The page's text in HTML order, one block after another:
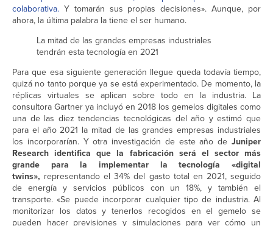
colaborativa. Y tomarán sus propias decisiones». Aunque, por
ahora, la última palabra la tiene el ser humano.
La mitad de las grandes empresas industriales
tendrán esta tecnología en 2021
Para que esa siguiente generación llegue queda todavía tiempo,
quizá no tanto porque ya se está experimentado. De momento, la
réplicas virtuales se aplican sobre todo en la industria. La
consultora Gartner ya incluyó en 2018 los gemelos digitales como
una de las diez tendencias tecnológicas del año y estimó que
para el año 2021 la mitad de las grandes empresas industriales
los incorporarían. Y otra investigación de este año de Juniper
Research identifica que la fabricación será el sector más
grande para la implementar la tecnología «digital
twins», representando el 34% del gasto total en 2021, seguido
de energía y servicios públicos con un 18%, y también el
transporte. «Se puede incorporar cualquier tipo de industria. Al
monitorizar los datos y tenerlos recogidos en el gemelo se
pueden hacer previsiones y simulaciones para ver cómo un